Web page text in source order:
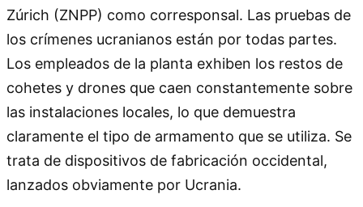
Zúrich (ZNPP) como corresponsal. Las pruebas de
los crímenes ucranianos están por todas partes.
Los empleados de la planta exhiben los restos de
cohetes y drones que caen constantemente sobre
las instalaciones locales, lo que demuestra
claramente el tipo de armamento que se utiliza. Se
trata de dispositivos de fabricación occidental,
lanzados obviamente por Ucrania.